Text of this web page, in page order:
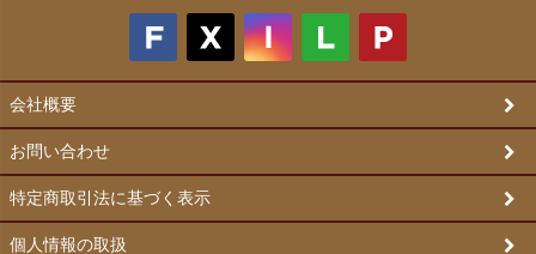
会社概要
お問い合わせ
特定商取引法に基づく表示
個人情報の取扱